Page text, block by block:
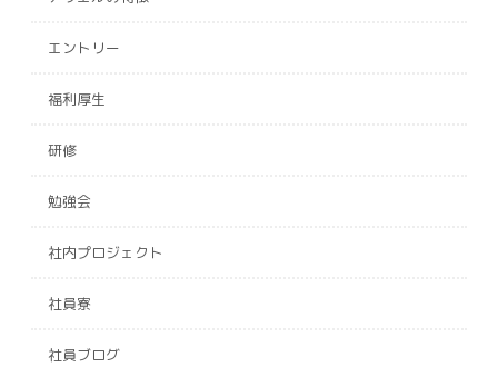
エントリー
福利厚生
研修
勉強会
社内プロジェクト
社員寮
社員ブログ